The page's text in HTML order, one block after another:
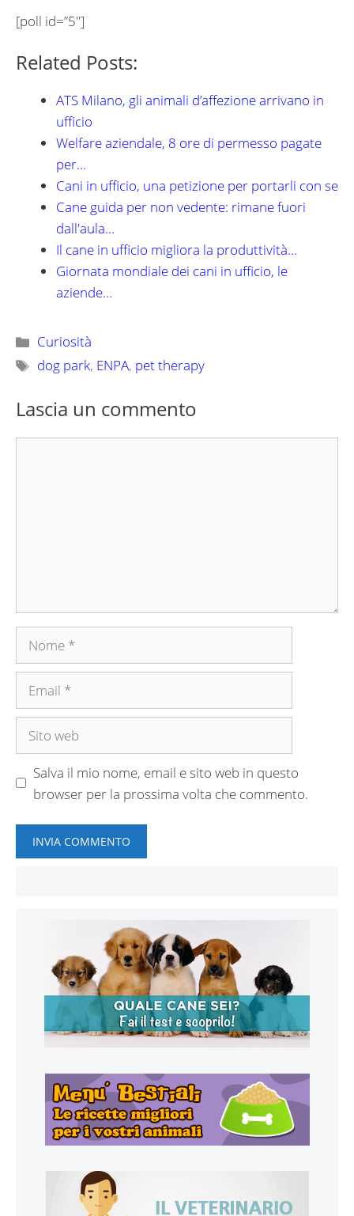
[poll id=”5″]
Related Posts:
ATS Milano, gli animali d’affezione arrivano in
ufficio
Welfare aziendale, 8 ore di permesso pagate
per…
Cani in ufficio, una petizione per portarli con se
Cane guida per non vedente: rimane fuori
dall'aula…
Il cane in ufficio migliora la produttività…
Giornata mondiale dei cani in ufficio, le
aziende…
Categorie
Curiosità
Tag
dog park, ENPA, pet therapy
Lascia un commento
Nome
Email
Sito
Salva il mio nome, email e sito web in questo
browser per la prossima volta che commento.